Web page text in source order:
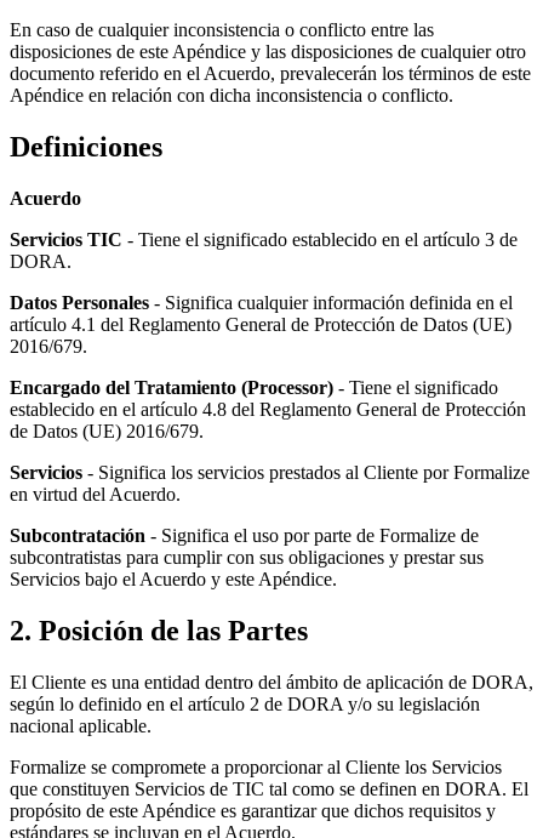
En caso de cualquier inconsistencia o conflicto entre las
disposiciones de este Apéndice y las disposiciones de cualquier otro
documento referido en el Acuerdo, prevalecerán los términos de este
Apéndice en relación con dicha inconsistencia o conflicto.
Definiciones
Acuerdo
Servicios TIC - Tiene el significado establecido en el artículo 3 de
DORA.
Datos Personales - Significa cualquier información definida en el
artículo 4.1 del Reglamento General de Protección de Datos (UE)
2016/679.
Encargado del Tratamiento (Processor) - Tiene el significado
establecido en el artículo 4.8 del Reglamento General de Protección
de Datos (UE) 2016/679.
Servicios - Significa los servicios prestados al Cliente por Formalize
en virtud del Acuerdo.
Subcontratación - Significa el uso por parte de Formalize de
subcontratistas para cumplir con sus obligaciones y prestar sus
Servicios bajo el Acuerdo y este Apéndice.
2. Posición de las Partes
El Cliente es una entidad dentro del ámbito de aplicación de DORA,
según lo definido en el artículo 2 de DORA y/o su legislación
nacional aplicable.
Formalize se compromete a proporcionar al Cliente los Servicios
que constituyen Servicios de TIC tal como se definen en DORA. El
propósito de este Apéndice es garantizar que dichos requisitos y
estándares se incluyan en el Acuerdo.